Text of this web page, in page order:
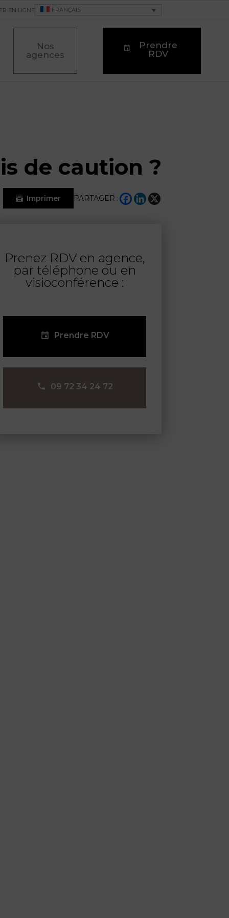
EN LIGNE FRANÇAIS
Nos
agences
Prendre
RDV
de caution ?
Imprimer PARTAGER :
Prenez RDV en agence,
par téléphone ou en
visioconférence :
Prendre RDV
09 72 34 24 72